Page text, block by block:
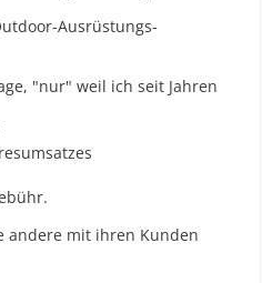
Ausrüstungs-
"nur" weil ich seit Jahren
andere mit ihren Kunden